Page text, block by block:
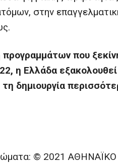
στην
που
η Ελλάδα
δημιουργία
© 2021